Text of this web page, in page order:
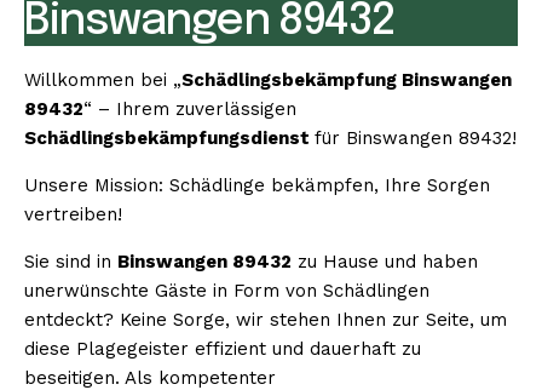
Binswangen 89432
Willkommen bei „Schädlingsbekämpfung Binswangen
89432“ – Ihrem zuverlässigen
Schädlingsbekämpfungsdienst für Binswangen 89432!
Unsere Mission: Schädlinge bekämpfen, Ihre Sorgen
vertreiben!
Sie sind in Binswangen 89432 zu Hause und haben
unerwünschte Gäste in Form von Schädlingen
entdeckt? Keine Sorge, wir stehen Ihnen zur Seite, um
diese Plagegeister effizient und dauerhaft zu
beseitigen. Als kompetenter